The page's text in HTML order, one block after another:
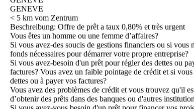
GENEVE
< 5 km vom Zentrum
Beschreibung: Offre de prêt a taux 0,80% et très urgent
Vous êtes un homme ou une femme d’affaires?
Si vous avez-des soucis de gestions financiers ou si vous
fonds nécessaires pour démarrer votre propre entreprise?
Si vous avez-besoin d'un prêt pour régler des dettes ou
factures? Vous avez un faible pointage de crédit et si vous
dettes ou à payer vos factures?
Vous avez des problèmes de crédit et vous trouvez qu'il
d’obtenir des prêts dans des banques ou d'autres